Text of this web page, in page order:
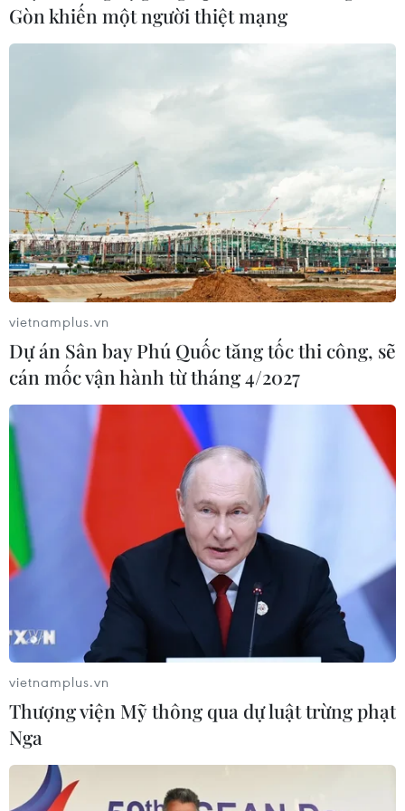
ứng phó với COVID-19
Đối ngoại của Quốc hội, phát triển kinh tế số là xu
hướng tất yếu của các nước trên thế giới và Việt Nam
cũng không nằm ngoài xu thế này.
Gòn khiến một người thiệt mạng
vietnamplus.vn
Dự án Sân bay Phú Quốc tăng tốc thi công, sẽ
cán mốc vận hành từ tháng 4/2027
vietnamplus.vn
Thượng viện Mỹ thông qua dự luật trừng phạt
Nga